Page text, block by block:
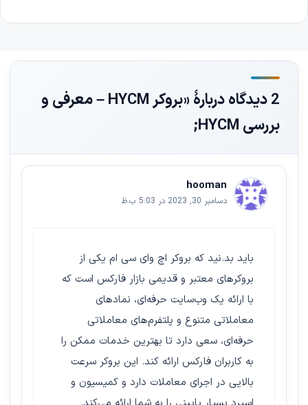
2 دیدگاه دربارهٔ «بروکر HYCM – معرفی و
بررسی HYCM;
hooman
دسامبر 30, 2023 در 5:03 ب.ظ
باید بد.نید که بروکر اچ وای سی ام یکی از
بروکرهای معتبر و قدیمی بازار فارکس است که
با ارائه یک وب‌سایت حرفه‌ای، نمادهای
معاملاتی متنوع و پلتفرم‌های معاملاتی
حرفه‌ای، سعی دارد تا بهترین خدمات ممکن را
به کاربران فارکس ارائه کند. این بروکر سرعت
بالایی در اجرای معاملات دارد و کمیسیون و